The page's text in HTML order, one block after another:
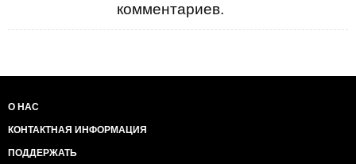
комментариев.
О НАС
КОНТАКТНАЯ ИНФОРМАЦИЯ
ПОДДЕРЖАТЬ